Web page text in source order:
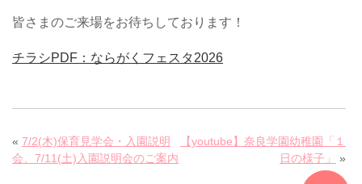
皆さまのご来場をお待ちしております！
チラシPDF：ならがくフェスタ2026
« 7/2(木)保育見学会・入園説明
会、7/11(土)入園説明会のご案内
【youtube】奈良学園幼稚園「１
日の様子」
»